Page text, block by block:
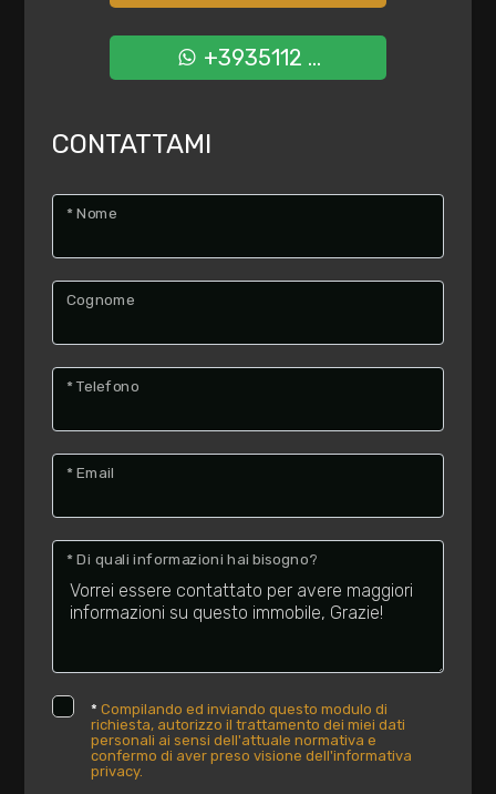
+3935112 ...
CONTATTAMI
* Nome
Cognome
* Telefono
* Email
* Di quali informazioni hai bisogno?
*Compilando ed inviando questo modulo di
richiesta, autorizzo il trattamento dei miei dati
personali ai sensi dell'attuale normativa e
confermo di aver preso visione dell'informativa
privacy.